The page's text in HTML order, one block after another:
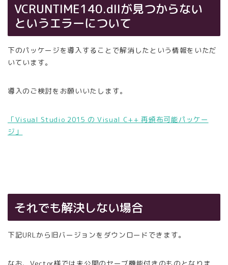
VCRUNTIME140.dllが見つからない
というエラーについて
下のパッケージを導入することで解消したという情報をいただ
いています。
導入のご検討をお願いいたします。
「Visual Studio 2015 の Visual C++ 再頒布可能パッケー
ジ」
それでも解決しない場合
下記URLから旧バージョンをダウンロードできます。